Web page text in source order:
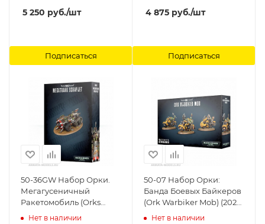
5 250 руб./шт
Подписаться
4 875 руб./шт
Подписаться
50-36GW Набор Орки.
Мегагусеничный
Ракетомобиль (Orks
Megatrakk Scrapjet)
Нет в наличии
50-07 Набор Орки:
Банда Боевых Байкеров
(Ork Warbiker Mob) (2021)
Games Workshop
Нет в наличии